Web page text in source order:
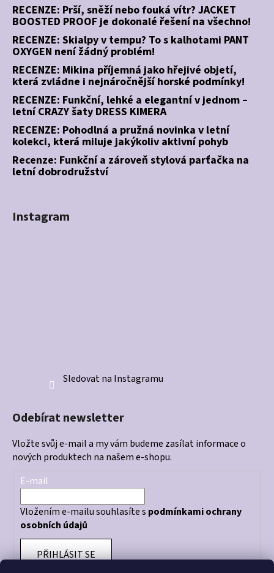
RECENZE: Prší, sněží nebo fouká vítr? JACKET
BOOSTED PROOF je dokonalé řešení na všechno!
RECENZE: Skialpy v tempu? To s kalhotami PANT
OXYGEN není žádný problém!
RECENZE: Mikina příjemná jako hřejivé objetí,
která zvládne i nejnáročnější horské podmínky!
RECENZE: Funkční, lehké a elegantní v jednom –
letní CRAZY šaty DRESS KIMERA
RECENZE: Pohodlná a pružná novinka v letní
kolekci, která miluje jakýkoliv aktivní pohyb
Recenze: Funkční a zároveň stylová parťačka na
letní dobrodružství
Instagram
Sledovat na Instagramu
Odebírat newsletter
Vložte svůj e-mail a my vám budeme zasílat informace o
nových produktech na našem e-shopu.
E-mail
Vložením e-mailu souhlasíte s podmínkami ochrany
osobních údajů
PŘIHLÁSIT SE